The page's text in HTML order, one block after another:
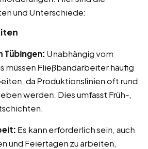
und Unterschiede:
Tübingen: Unabhängig vom
müssen Fließbandarbeiter häufig
da Produktionslinien oft rund
werden. Dies umfasst Früh-,
Es kann erforderlich sein, auch
und Feiertagen zu arbeiten,